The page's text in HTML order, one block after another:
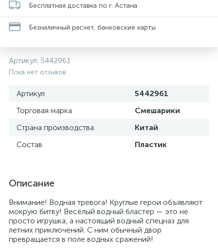
Бесплатная доставка по г. Астана
Безналичный расчет, банковские карты
Артикул: 5442961
Пока нет отзывов
Артикул
5442961
Торговая марка
Смешарики
Страна производства
Китай
Состав
Пластик
Описание
Внимание! Водная тревога! Круглые герои объявляют
мокрую битву! Весёлый водный бластер — это не
просто игрушка, а настоящий водный спецназ для
летних приключений. С ним обычный двор
превращается в поле водных сражений!